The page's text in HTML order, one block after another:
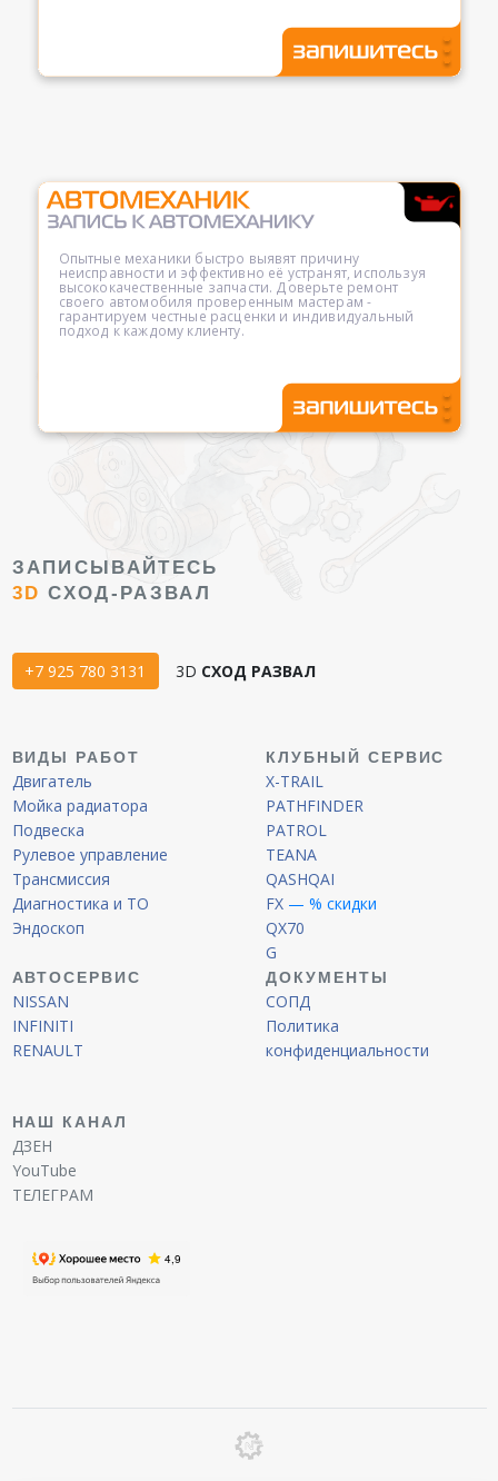
Опытные механики быстро выявят причину
неисправности и эффективно её устранят, используя
высококачественные запчасти. Доверьте ремонт
своего автомобиля проверенным мастерам -
гарантируем честные расценки и индивидуальный
подход к каждому клиенту.
ЗАПИСЫВАЙТЕСЬ
3D СХОД-РАЗВАЛ
+7 925 780 3131 3D СХОД РАЗВАЛ
ВИДЫ РАБОТ
Двигатель
Мойка радиатора
Подвеска
Рулевое управление
Трансмиссия
Диагностика и ТО
Эндоскоп
КЛУБНЫЙ СЕРВИС
X-TRAIL
PATHFINDER
PATROL
TEANA
QASHQAI
FX — % скидки
QX70
G
АВТОСЕРВИС
NISSAN
INFINITI
RENAULT
ДОКУМЕНТЫ
СОПД
Политика
конфиденциальности
НАШ КАНАЛ
ДЗЕН
YouTube
ТЕЛЕГРАМ